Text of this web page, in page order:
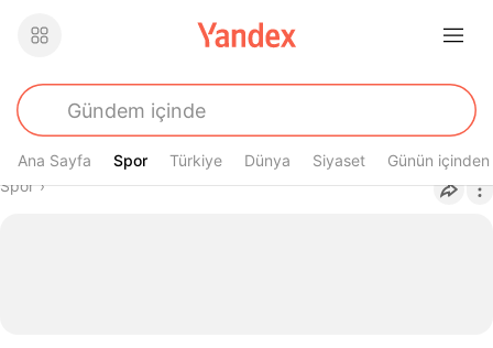
Ana Sayfa Spor
Spor Türkiye Dünya Siyaset Günün içinden
Buradasın
Spor›